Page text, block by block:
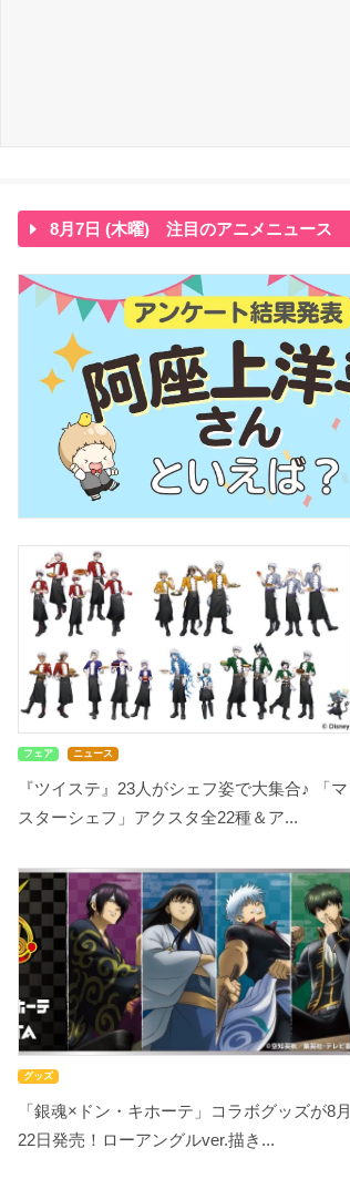
8月7日 (木曜) 注目のアニメニュース
フェア ニュース
『ツイステ』23人がシェフ姿で大集合♪ 「マ
スターシェフ」アクスタ全22種＆ア...
グッズ
「銀魂×ドン・キホーテ」コラボグッズが8月
22日発売！ローアングルver.描き...